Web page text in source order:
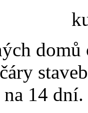
domů
14 dní.